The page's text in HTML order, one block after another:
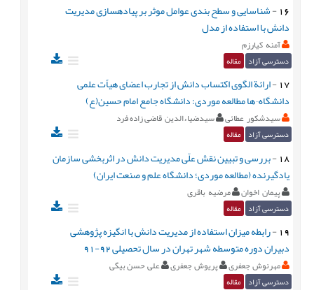
16
-شناسایی و سطح بندی عوامل موثر بر پیادهسازی مدیریت
دانش با استفاده از مدل
آمنه کیارزم
دسترسی آزاد مقاله
17
-ارائة الگوی اکتساب دانش از تجارب اعضای هیاًت علمی
دانشگاه¬ها مطالعه موردی: دانشگاه جامع امام حسین(ع)
سیدشکور عطائی سیدضیاءالدین قاضی زاده فرد
دسترسی آزاد مقاله
18
-بررسی و تبیین نقش علّی مدیریت دانش در اثربخشی سازمان
یادگیرنده (مطالعه موردی؛ دانشگاه علم و صنعت ایران)
پیمان اخوان مرضیه باقری
دسترسی آزاد مقاله
19
-رابطه میزان استفاده از مدیریت دانش با انگیزه پژوهشی
دبیران دوره متوسطه شهر تهران در سال تحصیلی 92-91
مهرنوش جعفری پریوش جعفری علی حسن بیگی
دسترسی آزاد مقاله